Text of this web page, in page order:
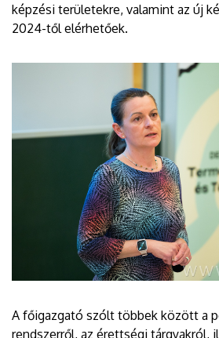
képzési területekre, valamint az új
2024-től elérhetőek.
A főigazgató szólt többek között a
rendszerről, az érettségi tárgyakról,